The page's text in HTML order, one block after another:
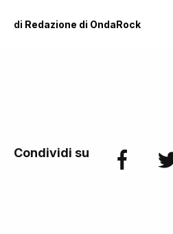
di Redazione di OndaRock
Condividi su